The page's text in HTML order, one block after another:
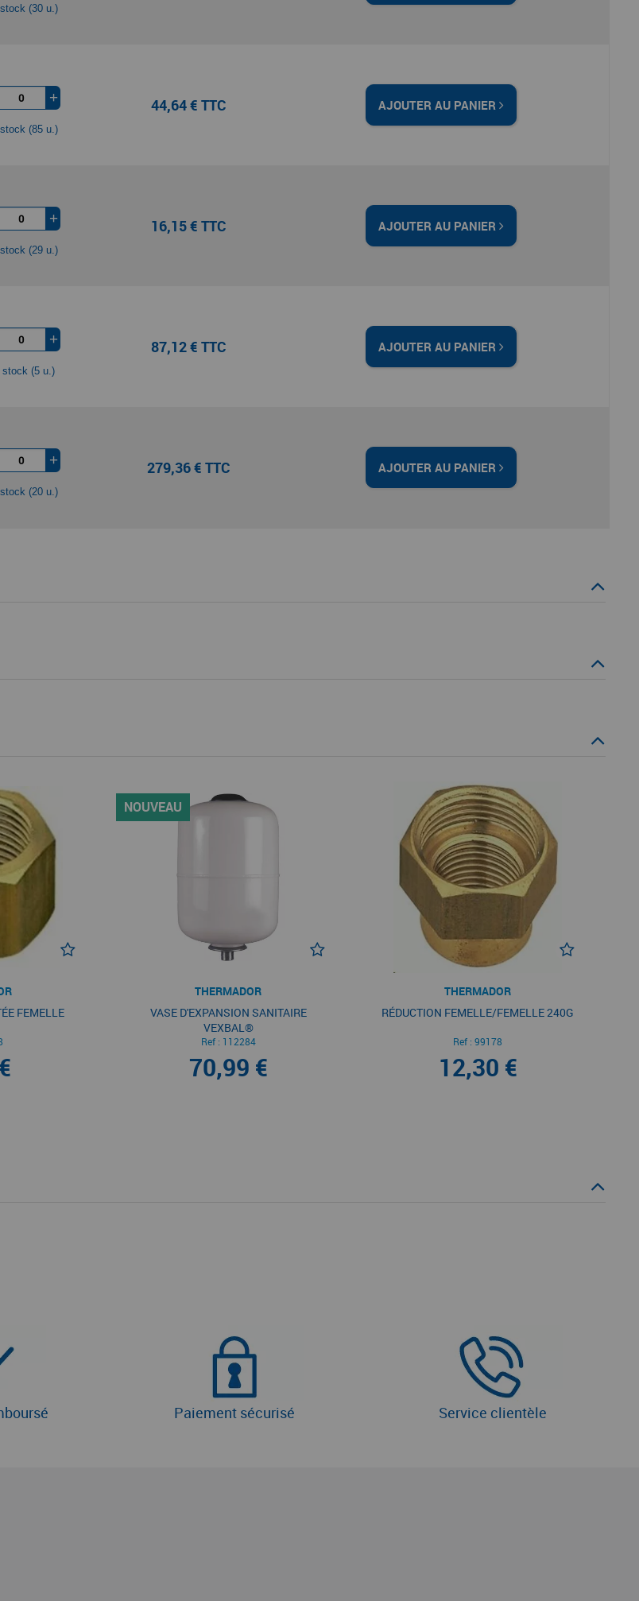
(30 u.)
+
(85 u.)
44,64 € TTC AJOUTER AU PANIER
+
(29 u.)
16,15 € TTC AJOUTER AU PANIER
+
stock (5 u.)
87,12 € TTC AJOUTER AU PANIER
+
(20 u.)
279,36 € TTC AJOUTER AU PANIER
FEMELLE
NOUVEAU
THERMADOR
VASE D'EXPANSION SANITAIRE
VEXBAL®
Ref : 112284
70,99 €
THERMADOR
RÉDUCTION FEMELLE/FEMELLE 240G
Ref : 99178
12,30 €
Paiement sécurisé Service clientèle